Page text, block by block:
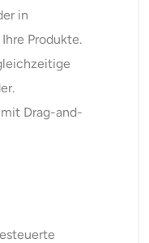
in
Produkte.
Drag-and-